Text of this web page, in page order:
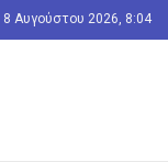
Αυγούστου 2026, 8:04